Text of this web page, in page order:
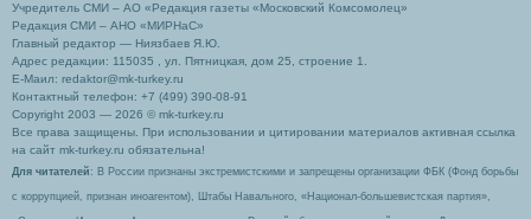
Учредитель СМИ – АО «Редакция газеты «Московский Комсомолец»
Редакция СМИ – АНО «МИРНаС»
Главный редактор — Ниязбаев Я.Ю.
Адрес редакции: 115035 , ул. Пятницкая, дом 25, строение 1.
Е-Маил: redaktor@mk-turkey.ru
Контактный телефон: +7 (499) 390-08-91
Copyright 2003 — 2026 © mk-turkey.ru
Все права защищены. При использовании и цитировании материалов активная ссылка
на сайт mk-turkey.ru обязательна!
Для читателей : В России признаны экстремистскими и запрещены организации ФБК (Фонд борьбы
с коррупцией, признан иноагентом), Штабы Навального, «Национал-большевистская партия»,